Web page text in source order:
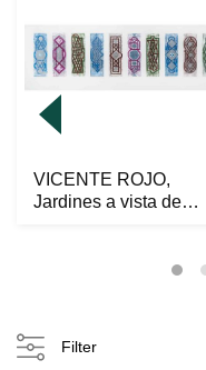
VICENTE ROJO,
Jardines a vista de
Filter